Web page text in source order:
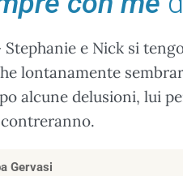
Stephanie e Nick si
lontanamente
alcune delusioni, lui
Gervasi